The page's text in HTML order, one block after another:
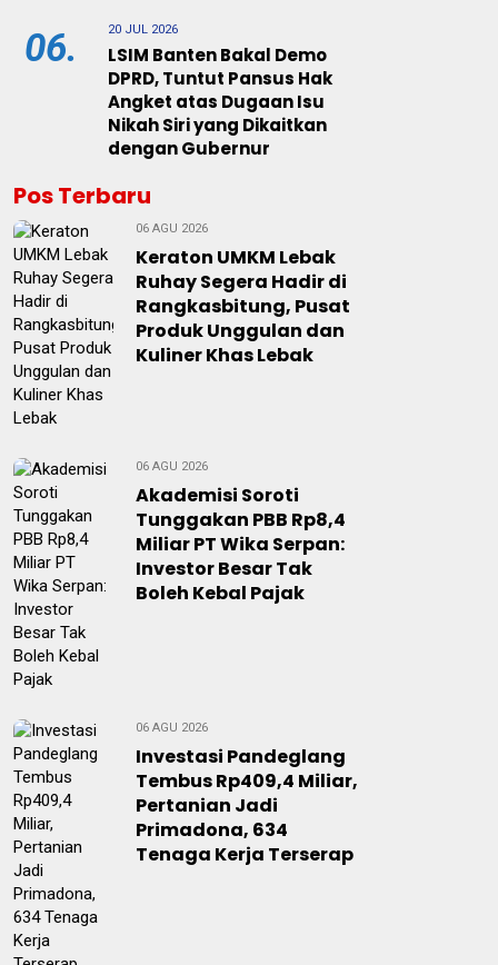
06. 20 JUL 2026
LSIM Banten Bakal Demo
DPRD, Tuntut Pansus Hak
Angket atas Dugaan Isu
Nikah Siri yang Dikaitkan
dengan Gubernur
Pos Terbaru
06 AGU 2026
Keraton UMKM Lebak
Ruhay Segera Hadir di
Rangkasbitung, Pusat
Produk Unggulan dan
Kuliner Khas Lebak
06 AGU 2026
Akademisi Soroti
Tunggakan PBB Rp8,4
Miliar PT Wika Serpan:
Investor Besar Tak
Boleh Kebal Pajak
06 AGU 2026
Investasi Pandeglang
Tembus Rp409,4 Miliar,
Pertanian Jadi
Primadona, 634
Tenaga Kerja Terserap